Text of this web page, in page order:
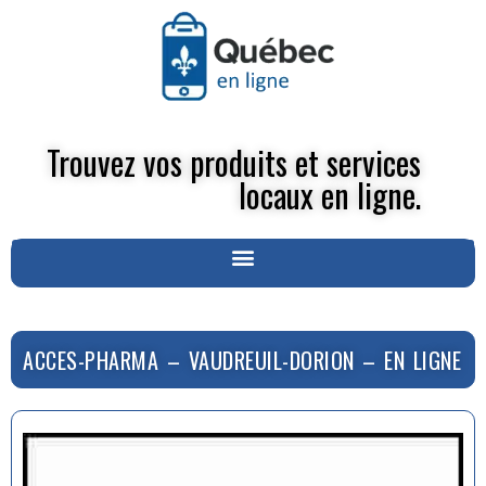
Trouvez vos produits et services
locaux en ligne.
ACCES-PHARMA – VAUDREUIL-DORION – EN LIGNE